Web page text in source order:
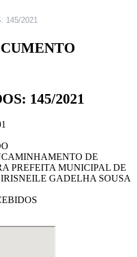
145/2021
145/2021
DE
PREFEITA MUNICIPAL DE
GADELHA SOUSA